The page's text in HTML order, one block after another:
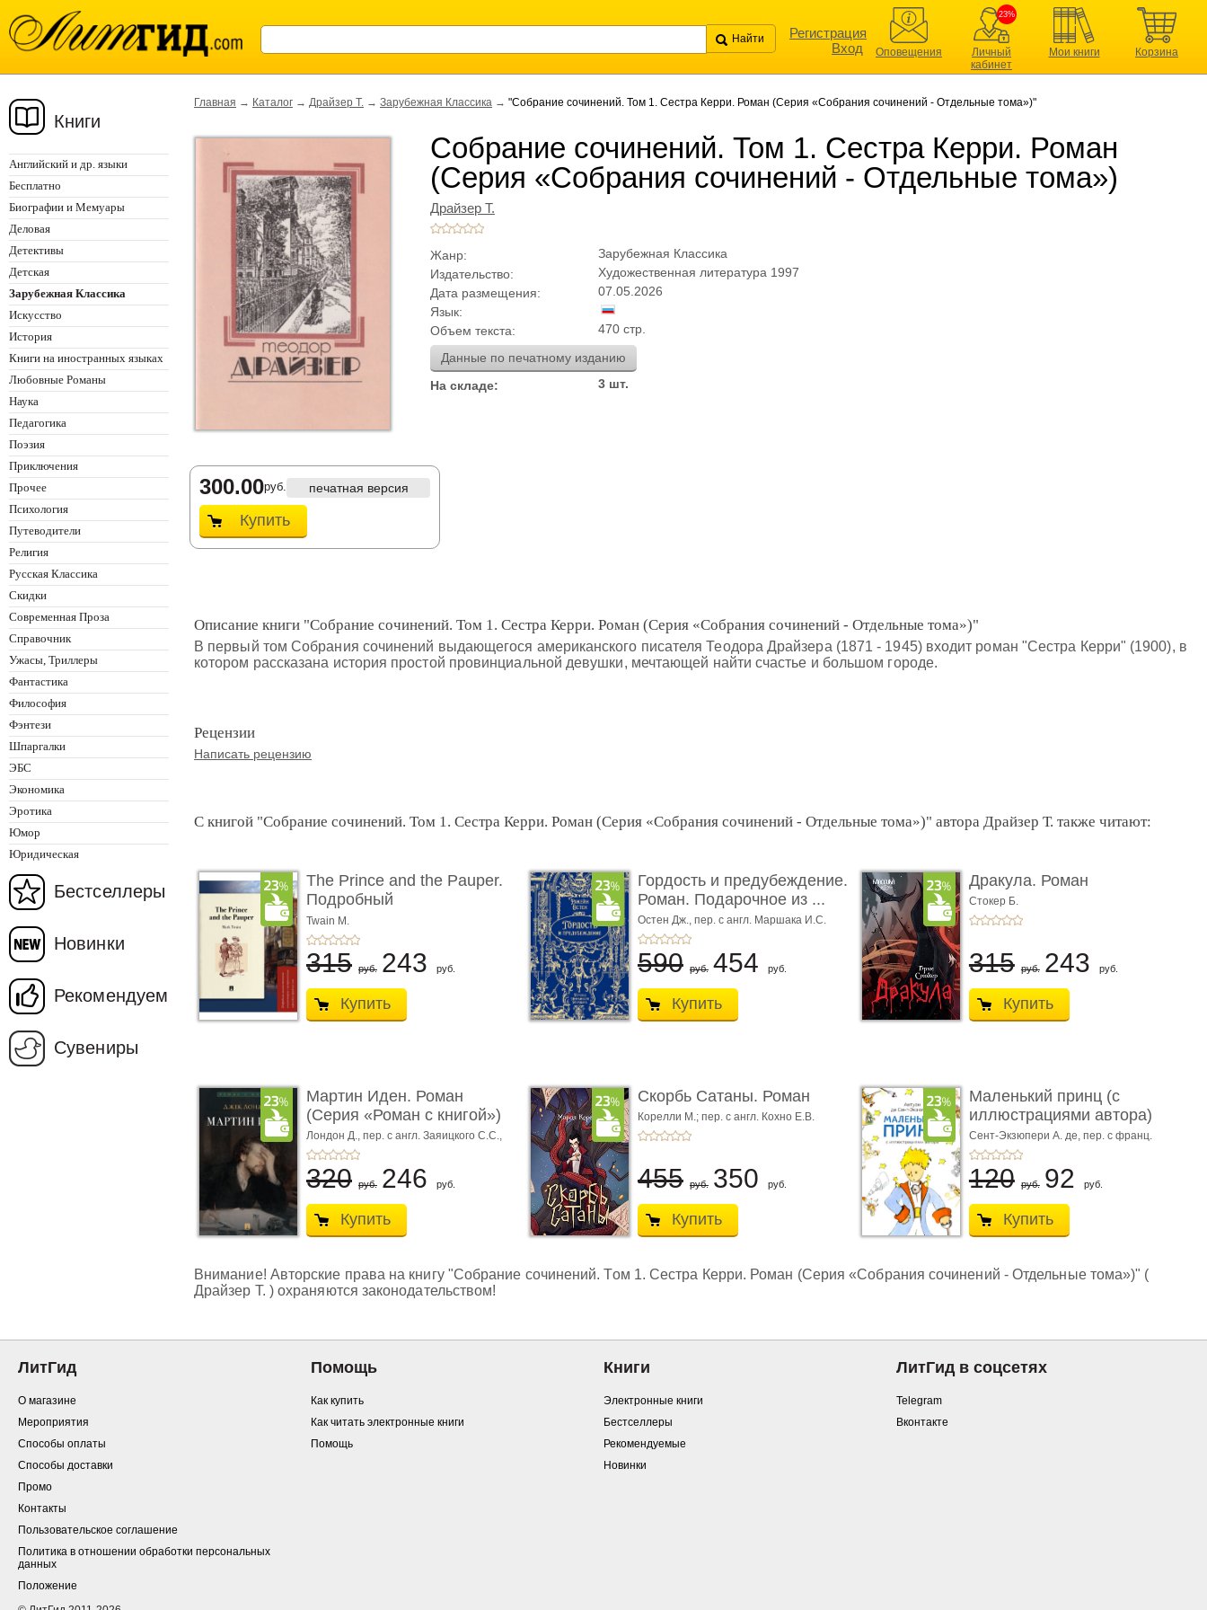
Регистрация
Вход
Оповещения
23%
Личный
кабинет
Мои книги Корзина
Книги
Английский и др. языки
Бесплатно
Биографии и Мемуары
Деловая
Детективы
Детская
Зарубежная Классика
Искусство
История
Книги на иностранных языках
Любовные Романы
Наука
Педагогика
Поэзия
Приключения
Прочее
Психология
Путеводители
Религия
Русская Классика
Скидки
Современная Проза
Справочник
Ужасы, Триллеры
Фантастика
Философия
Фэнтези
Шпаргалки
ЭБС
Экономика
Эротика
Юмор
Юридическая
Бестселлеры
Новинки
Рекомендуем
Сувениры
Главная → Каталог → Драйзер Т. → Зарубежная Классика → "Собрание сочинений. Том 1. Сестра Керри. Роман (Серия «Собрания сочинений - Отдельные тома»)"
Собрание сочинений. Том 1. Сестра Керри. Роман
(Серия «Собрания сочинений - Отдельные тома»)
Драйзер Т.
Жанр:
Зарубежная Классика
Издательство:
Художественная литература 1997
Дата размещения:
07.05.2026
Язык:
Объем текста:
470 стр.
Данные по печатному изданию
На складе:
3 шт.
300.00руб. печатная версия
Купить
Описание книги "Собрание сочинений. Том 1. Сестра Керри. Роман (Серия «Собрания сочинений - Отдельные тома»)"
В первый том Собрания сочинений выдающегося американского писателя Теодора Драйзера (1871 - 1945) входит роман "Сестра Керри" (1900), в
котором рассказана история простой провинциальной девушки, мечтающей найти счастье и большом городе.
Рецензии
Написать рецензию
С книгой "Собрание сочинений. Том 1. Сестра Керри. Роман (Серия «Собрания сочинений - Отдельные тома»)" автора Драйзер Т. также читают:
The Prince and the Pauper.
Подробный
лингвистический комм ...
Twain M.
315 руб. 243 руб.
Купить
Гордость и предубеждение.
Роман. Подарочное из ...
Остен Дж., пер. с англ. Маршака И.С.
590 руб. 454 руб.
Купить
Дракула. Роман
Стокер Б.
315 руб. 243 руб.
Купить
Мартин Иден. Роман
(Серия «Роман с книгой»)
Лондон Д., пер. с англ. Заяицкого С.С.,
худож. Романова Е.А.
320 руб. 246 руб.
Купить
Скорбь Сатаны. Роман
Корелли М.; пер. с англ. Кохно Е.В.
455 руб. 350 руб.
Купить
Маленький принц (с
иллюстрациями автора)
Сент-Экзюпери А. де, пер. с франц.
Норы Галь
120 руб. 92 руб.
Купить
Внимание! Авторские права на книгу "Собрание сочинений. Том 1. Сестра Керри. Роман (Серия «Собрания сочинений - Отдельные тома»)" (
Драйзер Т. ) охраняются законодательством!
ЛитГид
О магазине
Мероприятия
Способы оплаты
Способы доставки
Промо
Контакты
Пользовательское соглашение
Политика в отношении обработки персональных
данных
Положение
Помощь
Как купить
Как читать электронные книги
Помощь
Книги
Электронные книги
Бестселлеры
Рекомендуемые
Новинки
ЛитГид в соцсетях
Telegram
Вконтакте